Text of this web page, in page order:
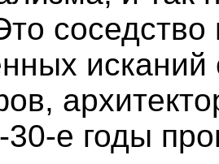
соседство
исканий
30-е годы